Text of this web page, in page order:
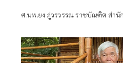
ศ.นพ.ยง ภู่วรวรรณ ราชบัณฑิต สำนั